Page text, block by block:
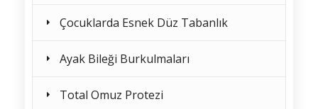
Çocuklarda Esnek Düz Tabanlık
Ayak Bileği Burkulmaları
Total Omuz Protezi